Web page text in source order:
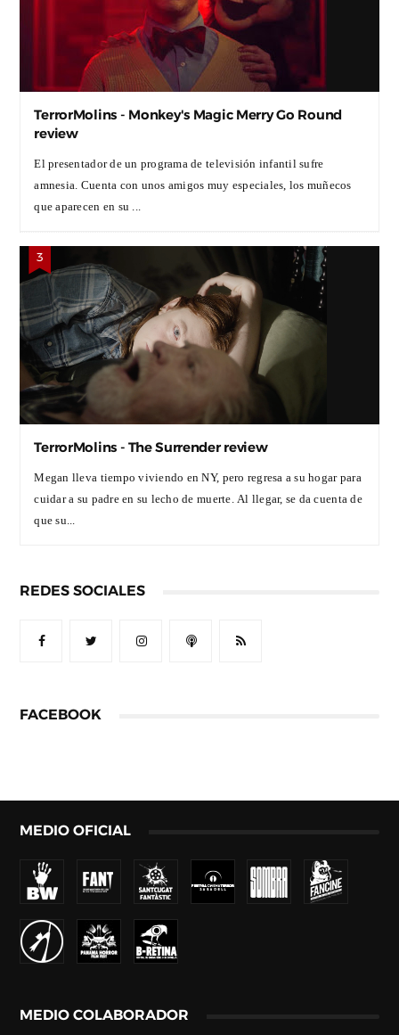
TerrorMolins - Monkey's Magic Merry Go Round
review
El presentador de un programa de televisión infantil sufre
amnesia. Cuenta con unos amigos muy especiales, los muñecos
que aparecen en su ...
TerrorMolins - The Surrender review
Megan lleva tiempo viviendo en NY, pero regresa a su hogar para
cuidar a su padre en su lecho de muerte. Al llegar, se da cuenta de
que su...
REDES SOCIALES
FACEBOOK
MEDIO OFICIAL
MEDIO COLABORADOR